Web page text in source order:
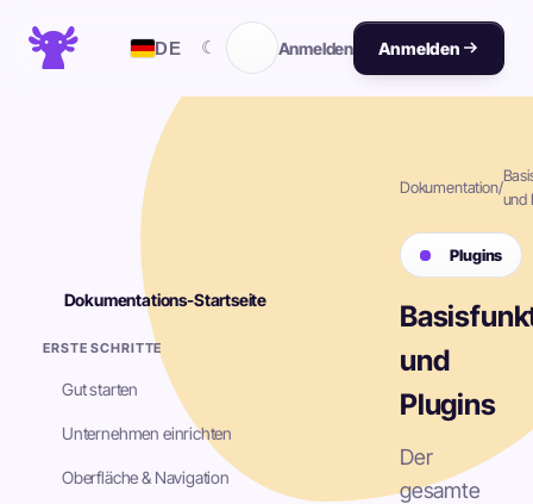
DE ☾ Anmelden Anmelden
Dokumentations-Startseite
ERSTE SCHRITTE
Gut starten
Unternehmen einrichten
Oberfläche & Navigation
Dokumentation/
und
Plugins
und
Plugins
Der
gesamte